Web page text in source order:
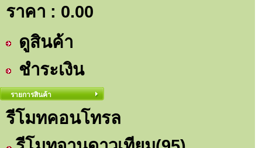
ราคา : 0.00
ดูสินค้า
ชำระเงิน
รายการสินค้า
รีโมทคอนโทรล